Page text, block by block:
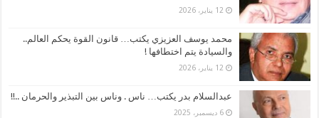
12 يناير، 2026
محمد يوسف العزيزي يكتب… قانون القوة يحكم العالم..
والسيادة يتم اختطافها !
12 يناير، 2026
عبدالسلام بدر يكتب… ناس . وناس بين التبذير والحرمان ..!!
6 ديسمبر، 2025